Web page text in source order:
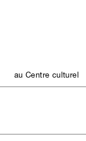
au Centre culturel